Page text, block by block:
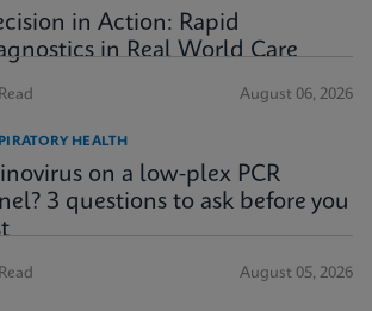
in Action: Rapid
in Real World Care
August 06, 2026
HEALTH
on a low-plex PCR
3 questions to ask before you
August 05, 2026